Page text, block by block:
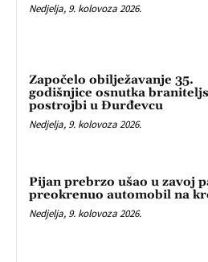
Nedjelja, 9. kolovoza 2026.
Započelo obilježavanje 35.
godišnjice osnutka
postrojbi u Đurđevcu
Nedjelja, 9. kolovoza 2026.
Pijan prebrzo ušao u zavoj
preokrenuo automobil na
Nedjelja, 9. kolovoza 2026.